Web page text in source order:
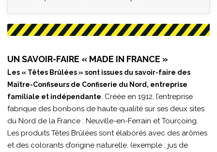
UN SAVOIR-FAIRE « MADE IN FRANCE »
Les « Têtes Brûlées » sont issues du savoir-faire des
Maître-Confiseurs de Confiserie du Nord, entreprise
familiale et indépendante. Créée en 1912, l’entreprise
fabrique des bonbons de haute qualité sur ses deux sites
du Nord de la France : Neuville-en-Ferrain et Tourcoing.
Les produits Têtes Brûlées sont élaborés avec des arômes
et des colorants d’origine naturelle. (exemple : jus de